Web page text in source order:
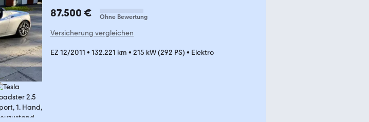
87.500 € Ohne Bewertung
Versicherung vergleichen
EZ 12/2011 • 132.221 km • 215 kW (292 PS) • Elektro